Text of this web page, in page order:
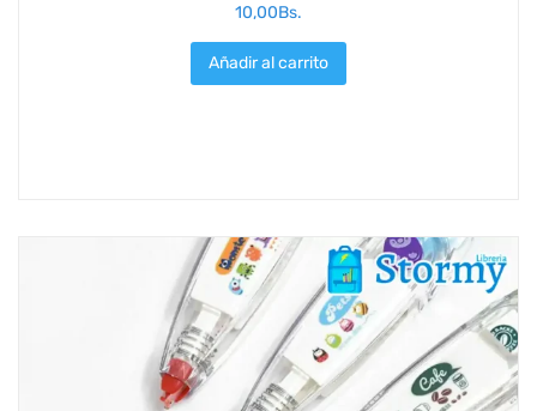
10,00Bs.
Añadir al carrito